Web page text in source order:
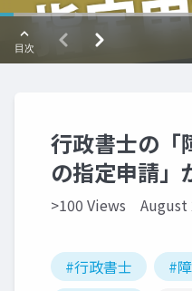
行政書士の「
の指定申請」
>100 Views August
#行政書士
#